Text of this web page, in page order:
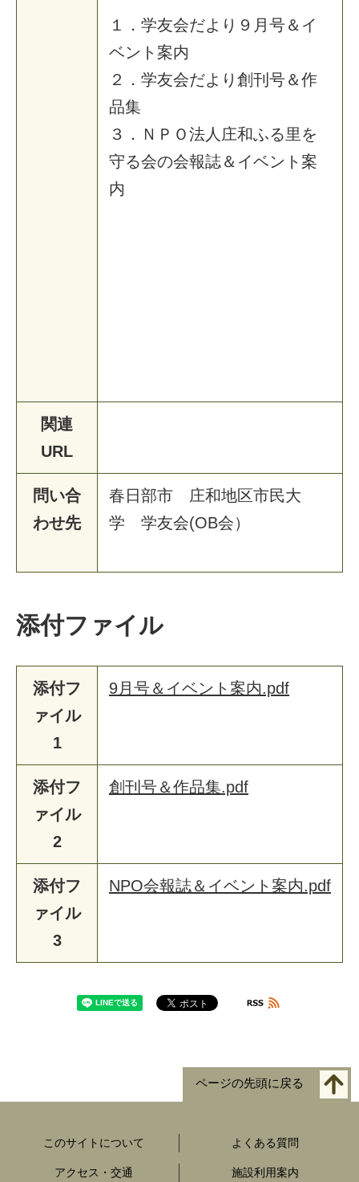
１．学友会だより９月号＆イ
ベント案内
２．学友会だより創刊号＆作
品集
３．ＮＰＯ法人庄和ふる里を
守る会の会報誌＆イベント案
内
関連
URL
問い合
わせ先
春 日 部市 庄和地区市民大
学
学友会(OB会）
添付ファイル
添付フ
ァイル
1
9月号＆イベント案内.pdf
添付フ
ァイル
2
創刊号＆作品集.pdf
添付フ
ァイル
3
NPO会報誌＆イベント案内.pdf
ページの先頭に戻る
このサイトについて よくある質問
アクセス・交通 施設利用案内